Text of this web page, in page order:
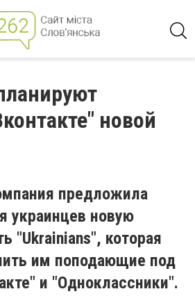
новой
предложила
украинцев новую
"Ukrainians", которая
им поподающие под
и "Одноклассники".